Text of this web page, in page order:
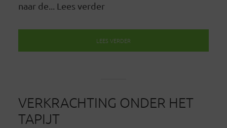
naar de... Lees verder
LEES VERDER
VERKRACHTING ONDER HET
TAPIJT